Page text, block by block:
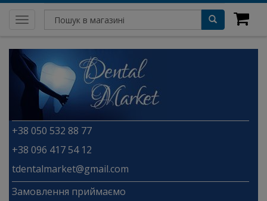
Toggle
navigation
+38 050 532 88 77
+38 096 417 54 12
tdentalmarket@gmail.com
Замовлення приймаємо